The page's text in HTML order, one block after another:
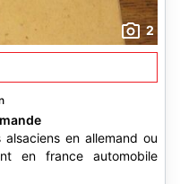
2
en allemand ou
en france automobile